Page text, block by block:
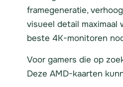
framegeneratie,
visueel detail
beste 4K-monitoren
Voor gamers die op
Deze AMD-kaarten